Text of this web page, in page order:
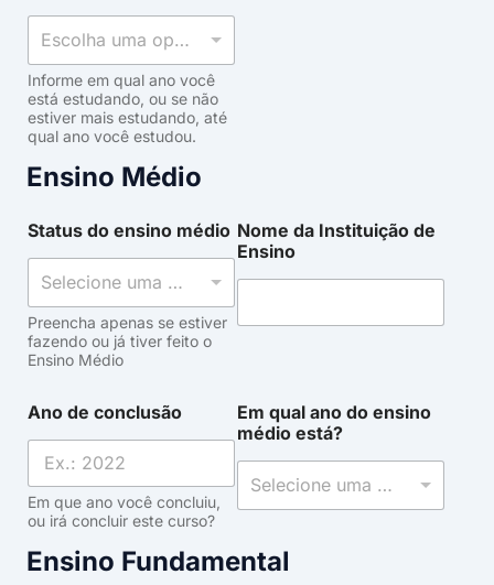
Escolha uma opção
Informe em qual ano você
está estudando, ou se não
estiver mais estudando, até
qual ano você estudou.
Ensino Médio
Status do ensino médio
Selecione uma opção
Preencha apenas se estiver
fazendo ou já tiver feito o
Ensino Médio
Nome da Instituição de
Ensino
Ano de conclusão
Em que ano você concluiu,
ou irá concluir este curso?
Em qual ano do ensino
médio está?
Selecione uma opção
Ensino Fundamental